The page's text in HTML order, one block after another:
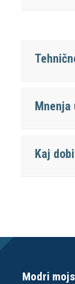
Mnenja
Kaj
Modri